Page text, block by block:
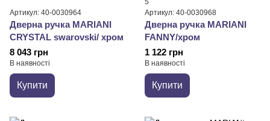
Артикул: 40-0030964
Дверна ручка MARIANI
CRYSTAL swarovski/ хром
8 043 грн
В наявності
Купити
5
Артикул: 40-0030968
Дверна ручка MARIANI
FANNY/хром
1 122 грн
В наявності
Купити